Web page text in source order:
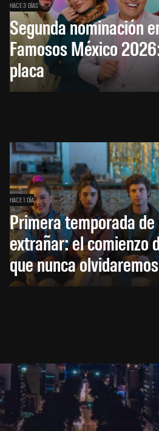
HACE 3 DÍAS
Segunda nominación
Famosos México
placa
HACE 1 DÍA
Primera temporada
extrañar: el comienzo
que nunca olvidaremos